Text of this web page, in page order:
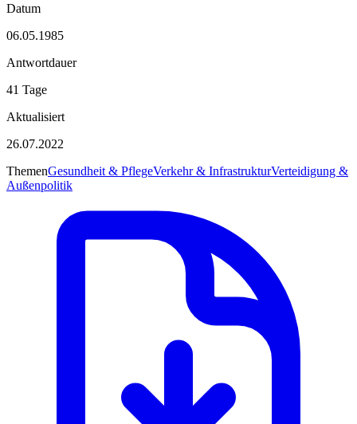
Datum
06.05.1985
Antwortdauer
41 Tage
Aktualisiert
26.07.2022
ThemenGesundheit & PflegeVerkehr & InfrastrukturVerteidigung &
Außenpolitik